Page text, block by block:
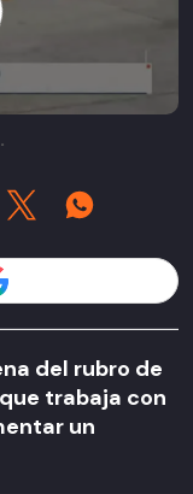
del rubro de
trabaja con
un